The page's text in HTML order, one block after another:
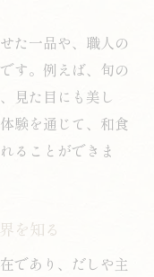
た一品や、職人の
す。例えば、旬の
見た目にも美し
験を通じて、和食
ることができま
を知る
であり、だしや主